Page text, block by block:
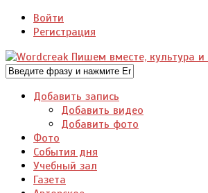
Войти
Регистрация
Добавить запись
Добавить видео
Добавить фото
Фото
События дня
Учебный зал
Газета